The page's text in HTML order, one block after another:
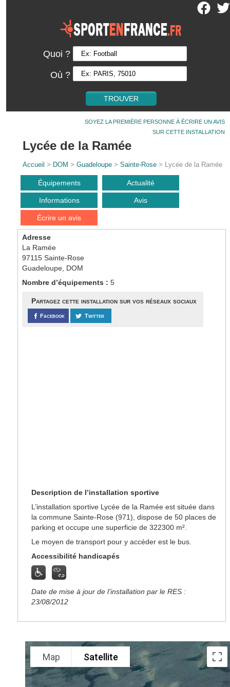
Quoi ?
Où ?
SOYEZ LA PREMIÈRE PERSONNE À ÉCRIRE UN AVIS
SUR CETTE INSTALLATION
Lycée de la Ramée
Accueil > DOM >Guadeloupe >Sainte-Rose > Lycée de la Ramée
Équipements Actualité
Informations Avis
Écrire un avis
Adresse
La Ramée
97115 Sainte-Rose
Guadeloupe, DOM
Nombre d’équipements :5
Partagez cette installation sur vos réseaux sociaux
Facebook Twitter
Description de l’installation sportive
L’installation sportive Lycée de la Ramée est située dans
la commune Sainte-Rose (971), dispose de 50 places de
parking et occupe une superficie de 322300 m².
Le moyen de transport pour y accéder est le bus.
Accessibilité handicapés
Date de mise à jour de l’installation par le RES :
23/08/2012
Map Satellite